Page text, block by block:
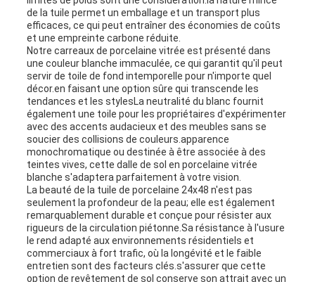
de la tuile permet un emballage et un transport plus
efficaces, ce qui peut entraîner des économies de coûts
et une empreinte carbone réduite.
Notre carreaux de porcelaine vitrée est présenté dans
une couleur blanche immaculée, ce qui garantit qu'il peut
servir de toile de fond intemporelle pour n'importe quel
décor.en faisant une option sûre qui transcende les
tendances et les stylesLa neutralité du blanc fournit
également une toile pour les propriétaires d'expérimenter
avec des accents audacieux et des meubles sans se
soucier des collisions de couleurs.apparence
monochromatique ou destinée à être associée à des
teintes vives, cette dalle de sol en porcelaine vitrée
blanche s'adaptera parfaitement à votre vision.
La beauté de la tuile de porcelaine 24x48 n'est pas
seulement la profondeur de la peau; elle est également
remarquablement durable et conçue pour résister aux
rigueurs de la circulation piétonne.Sa résistance à l'usure
le rend adapté aux environnements résidentiels et
commerciaux à fort trafic, où la longévité et le faible
entretien sont des facteurs clés.s'assurer que cette
option de revêtement de sol conserve son attrait avec un